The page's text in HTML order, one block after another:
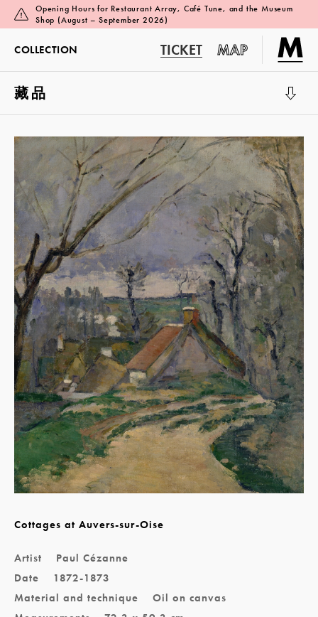
Opening Hours for Restaurant Array, Café Tune, and the Museum
Shop (August – September 2026)
COLLECTION TICKET MAP
藏品
Cottages at Auvers-sur-Oise
Artist
Paul Cézanne
Date
1872-1873
Material and technique
Oil on canvas